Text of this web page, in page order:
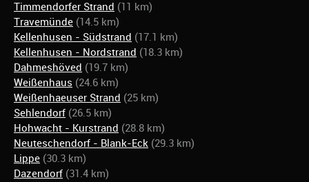
Timmendorfer Strand (11 km)
Travemünde (14.5 km)
Kellenhusen - Südstrand (17.1 km)
Kellenhusen - Nordstrand (18.3 km)
Dahmeshöved (19.7 km)
Weißenhaus (24.6 km)
Weißenhaeuser Strand (25 km)
Sehlendorf (26.5 km)
Hohwacht - Kurstrand (28.8 km)
Neuteschendorf - Blank-Eck (29.3 km)
Lippe (30.3 km)
Dazendorf (31.4 km)